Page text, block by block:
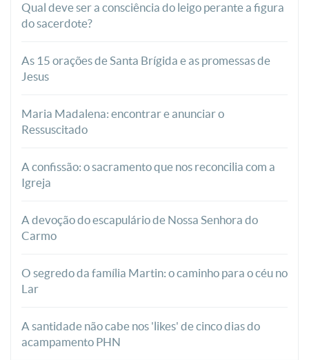
Qual deve ser a consciência do leigo perante a figura
do sacerdote?
As 15 orações de Santa Brígida e as promessas de
Jesus
Maria Madalena: encontrar e anunciar o
Ressuscitado
A confissão: o sacramento que nos reconcilia com a
Igreja
A devoção do escapulário de Nossa Senhora do
Carmo
O segredo da família Martin: o caminho para o céu no
Lar
A santidade não cabe nos 'likes' de cinco dias do
acampamento PHN